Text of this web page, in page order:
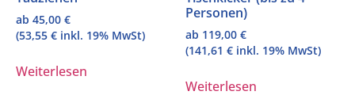
ab 45,00 €
(53,55 € inkl. 19% MwSt)
Weiterlesen
Personen)
ab 119,00 €
(141,61 € inkl. 19% MwSt)
Weiterlesen